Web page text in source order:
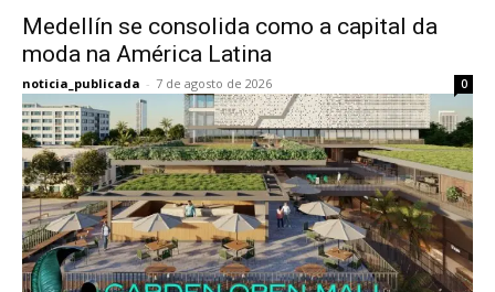
Medellín se consolida como a capital da
moda na América Latina
noticia_publicada - 7 de agosto de 2026 0